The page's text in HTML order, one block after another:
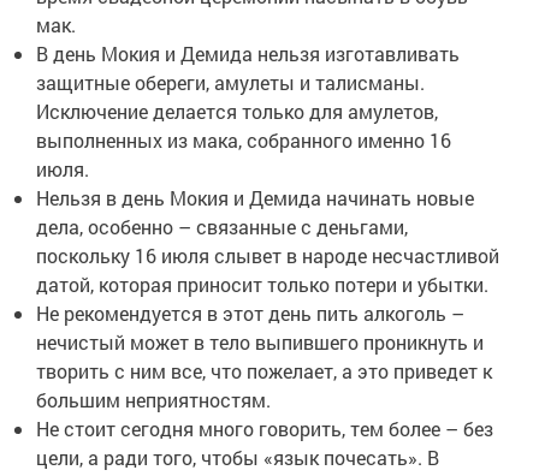
мак.
В день Мокия и Демида нельзя изготавливать
защитные обереги, амулеты и талисманы.
Исключение делается только для амулетов,
выполненных из мака, собранного именно 16
июля.
Нельзя в день Мокия и Демида начинать новые
дела, особенно – связанные с деньгами,
поскольку 16 июля слывет в народе несчастливой
датой, которая приносит только потери и убытки.
Не рекомендуется в этот день пить алкоголь –
нечистый может в тело выпившего проникнуть и
творить с ним все, что пожелает, а это приведет к
большим неприятностям.
Не стоит сегодня много говорить, тем более – без
цели, а ради того, чтобы «язык почесать». В